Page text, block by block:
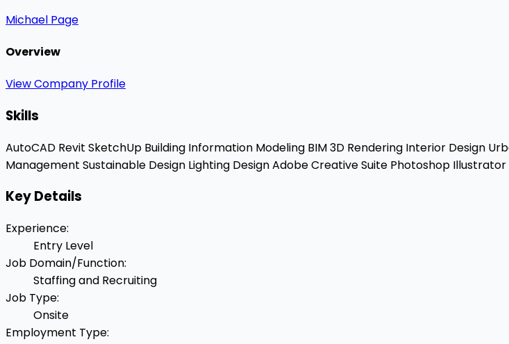
Michael Page
Overview
View Company Profile
Skills
AutoCAD Revit SketchUp Building Information Modeling BIM3D Rendering Interior Design
Management Sustainable Design Lighting DesignAdobe Creative Suite Photoshop Illustrator
Key Details
Experience:
Entry Level
Job Domain/Function:
Staffing and Recruiting
Job Type:
Onsite
Employment Type: